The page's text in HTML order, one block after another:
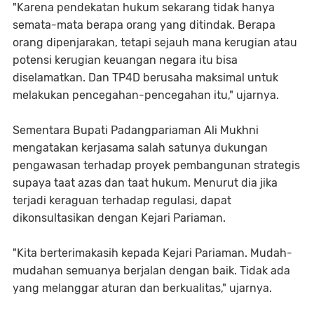
"Karena pendekatan hukum sekarang tidak hanya
semata-mata berapa orang yang ditindak. Berapa
orang dipenjarakan, tetapi sejauh mana kerugian atau
potensi kerugian keuangan negara itu bisa
diselamatkan. Dan TP4D berusaha maksimal untuk
melakukan pencegahan-pencegahan itu," ujarnya.
Sementara Bupati Padangpariaman Ali Mukhni
mengatakan kerjasama salah satunya dukungan
pengawasan terhadap proyek pembangunan strategis
supaya taat azas dan taat hukum. Menurut dia jika
terjadi keraguan terhadap regulasi, dapat
dikonsultasikan dengan Kejari Pariaman.
"Kita berterimakasih kepada Kejari Pariaman. Mudah-
mudahan semuanya berjalan dengan baik. Tidak ada
yang melanggar aturan dan berkualitas," ujarnya.